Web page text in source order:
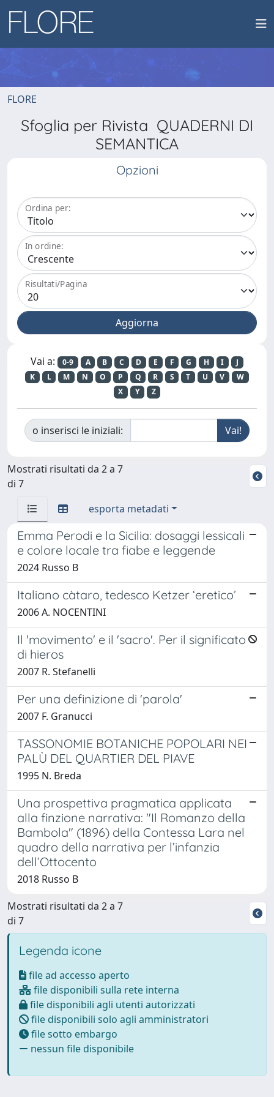
FLORE
Sfoglia per Rivista QUADERNI DI
SEMANTICA
Opzioni
Ordina per:
In ordine:
Risultati/Pagina
Vai a: 0-9 A B C D E F G H I
J
K
L M N O P Q R S T U V
W
X
Y Z
o inserisci le iniziali:
Mostrati risultati da 2 a 7
di 7
esporta metadati
Emma Perodi e la Sicilia: dosaggi lessicali
e colore locale tra fiabe e leggende
2024 Russo B
Italiano càtaro, tedesco Ketzer ‘eretico’
2006 A. NOCENTINI
Il 'movimento' e il 'sacro'. Per il significato
di hieros
2007 R. Stefanelli
Per una definizione di 'parola'
2007 F. Granucci
TASSONOMIE BOTANICHE POPOLARI NEI
PALÙ DEL QUARTIER DEL PIAVE
1995 N. Breda
Una prospettiva pragmatica applicata
alla finzione narrativa: "Il Romanzo della
Bambola" (1896) della Contessa Lara nel
quadro della narrativa per l’infanzia
dell’Ottocento
2018 Russo B
Mostrati risultati da 2 a 7
di 7
Legenda icone
file ad accesso aperto
file disponibili sulla rete interna
file disponibili agli utenti autorizzati
file disponibili solo agli amministratori
file sotto embargo
nessun file disponibile